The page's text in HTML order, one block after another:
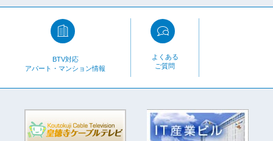
BTV対応
アパート・マンション情報
よくある
ご質問